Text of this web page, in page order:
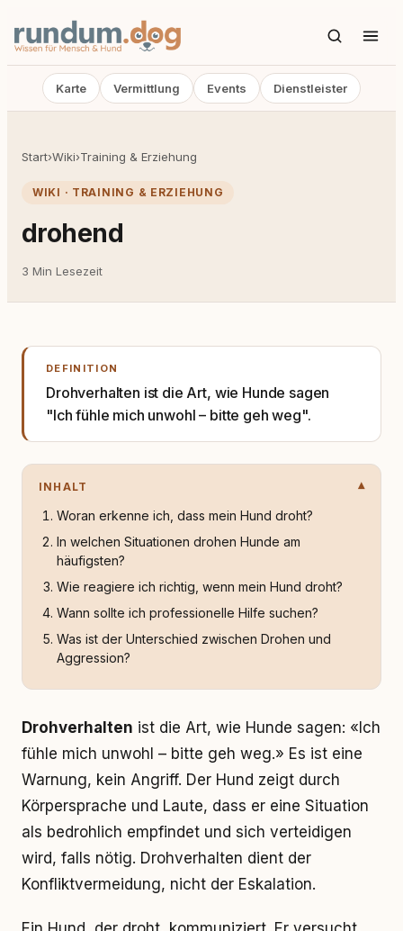
Karte Vermittlung Events Dienstleister
Start›Wiki›Training & Erziehung
WIKI · TRAINING & ERZIEHUNG
drohend
3 Min Lesezeit
DEFINITION
Drohverhalten ist die Art, wie Hunde sagen
"Ich fühle mich unwohl – bitte geh weg".
INHALT
Woran erkenne ich, dass mein Hund droht?
In welchen Situationen drohen Hunde am
häufigsten?
Wie reagiere ich richtig, wenn mein Hund droht?
Wann sollte ich professionelle Hilfe suchen?
Was ist der Unterschied zwischen Drohen und
Aggression?
Drohverhalten ist die Art, wie Hunde sagen: «Ich
fühle mich unwohl – bitte geh weg.» Es ist eine
Warnung, kein Angriff. Der Hund zeigt durch
Körpersprache und Laute, dass er eine Situation
als bedrohlich empfindet und sich verteidigen
wird, falls nötig. Drohverhalten dient der
Konfliktvermeidung, nicht der Eskalation.